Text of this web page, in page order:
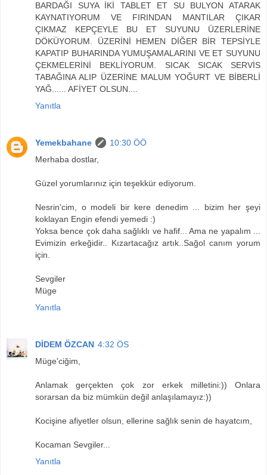
BARDAĞI SUYA İKİ TABLET ET SU BULYON ATARAK
KAYNATIYORUM VE FIRINDAN MANTILAR ÇIKAR
ÇIKMAZ KEPÇEYLE BU ET SUYUNU ÜZERLERİNE
DÖKÜYORUM. ÜZERİNİ HEMEN DİĞER BİR TEPSİYLE
KAPATIP BUHARINDA YUMUŞAMALARINI VE ET SUYUNU
ÇEKMELERİNİ BEKLİYORUM. SICAK SICAK SERVİS
TABAĞINA ALIP ÜZERİNE MALUM YOĞURT VE BİBERLİ
YAĞ...... AFİYET OLSUN....
Yanıtla
Yemekbahane
10:30 ÖÖ
Merhaba dostlar,
Güzel yorumlarınız için teşekkür ediyorum.
Nesrin'cim, o modeli bir kere denedim ... bizim her şeyi
koklayan Engin efendi yemedi :)
Yoksa bence çok daha sağlıklı ve hafif... Ama ne yapalım ...
Evimizin erkeğidir.. Kızartacağız artık..Sağol canım yorum
için.
Sevgiler
Müge
Yanıtla
DİDEM ÖZCAN 4:32 ÖS
Müge'ciğim,
Anlamak gerçekten çok zor erkek milletini:)) Onlara
sorarsan da biz mümkün değil anlaşılamayız:))
Kocişine afiyetler olsun, ellerine sağlık senin de hayatcım,
Kocaman Sevgiler...
Yanıtla